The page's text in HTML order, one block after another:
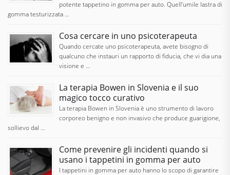
potente tappetino in gomma per auto. Quell’umile lastra di
gomma testurizzata …
Cosa cercare in uno psicoterapeuta
Quando cercate uno psicoterapeuta, avete bisogno di
qualcuno che instauri un rapporto di fiducia, che vi dia una
visione e …
La terapia Bowen in Slovenia e il suo
magico tocco curativo
La terapia Bowen in Slovenia è uno strumento di lavoro
corporeo benigno e non invasivo che produce guarigione,
sollievo dal …
Come prevenire gli incidenti quando si
usano i tappetini in gomma per auto
I tappetini in gomma per auto hanno lo scopo di garantire